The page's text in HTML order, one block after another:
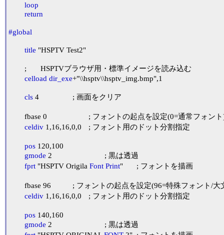
loop
return
#global
title "HSPTV Test2"
celload dir_exe+"\\hsptv\\hsptv_img.bmp",1
cls 4			; 画面をクリア
celdiv 1,16,16,0,0	; フォント用のドット分割指定
pos 120,100
gmode 2				; 黒は透過
fprt "HSPTV Origila Font Print"	; フォントを描画
celdiv 1,16,16,0,0	; フォント用のドット分割指定
pos 140,160
gmode 2				; 黒は透過